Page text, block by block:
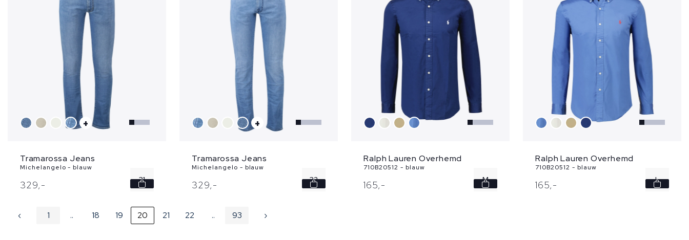
+
Tramarossa Jeans
Michelangelo - blauw
329,- 31
40
+
Tramarossa Jeans
Michelangelo - blauw
329,- 32
Ralph Lauren Overhemd
710B20512 - blauw
165,- M
Ralph Lauren Overhemd
710B20512 - blauw
165,- L
‹ 1 .. 18 19 20 21 22 .. 93 ›